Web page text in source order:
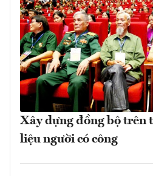
Xây dựng đồng bộ trên
liệu người có công